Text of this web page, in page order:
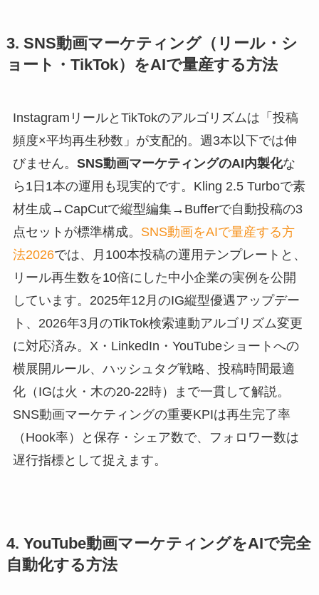
3. SNS動画マーケティング（リール・シ
ョート・TikTok）をAIで量産する方法
InstagramリールとTikTokのアルゴリズムは「投稿
頻度×平均再生秒数」が支配的。週3本以下では伸
びません。 SNS動画マーケティングのAI内製化な
ら1日1本の運用も現実的です。Kling 2.5 Turboで素
材生成→CapCutで縦型編集→Bufferで自動投稿の3
点セットが標準構成。 SNS動画をAIで量産する方
法2026では、月100本投稿の運用テンプレートと、
リール再生数を10倍にした中小企業の実例を公開
しています。2025年12月のIG縦型優遇アップデー
ト、2026年3月のTikTok検索連動アルゴリズム変更
に対応済み。X・LinkedIn・YouTubeショートへの
横展開ルール、ハッシュタグ戦略、投稿時間最適
化（IGは火・木の20-22時）まで一貫して解説。
SNS動画マーケティングの重要KPIは再生完了率
（Hook率）と保存・シェア数で、フォロワー数は
遅行指標として捉えます。
4. YouTube動画マーケティングをAIで完全
自動化する方法